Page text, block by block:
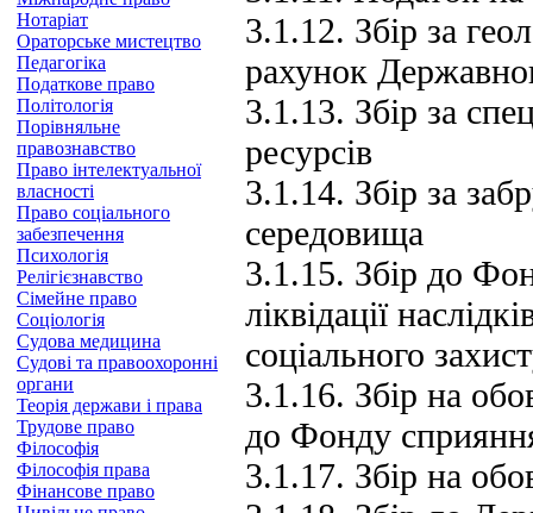
Нотаріат
Ораторське мистецтво
Педагогіка
Податкове право
Політологія
Порівняльне
правознавство
Право інтелектуальної
власності
Право соціального
забезпечення
Психологія
Релігієзнавство
Сімейне право
Соціологія
Судова медицина
Судові та правоохоронні
органи
Теорія держави і права
Трудове право
Філософія
Філософія права
Фінансове право
3.1.12. Збір за
рахунок
3.1.13. Збір за
ресурсів
3.1.14. Збір за
середовища
3.1.15. Збір до
ліквідації
соціального
3.1.16. Збір на
до Фонду
3.1.17. Збір на